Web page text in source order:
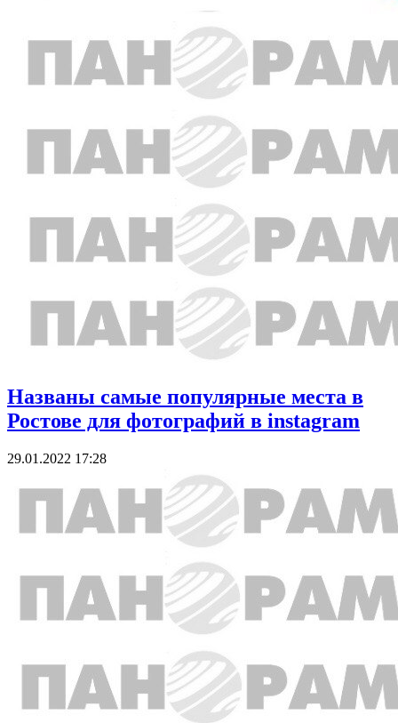
Названы самые популярные места в
Ростове для фотографий в instagram
29.01.2022 17:28